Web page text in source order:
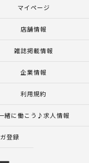
マイページ
店舗情報
雑誌掲載情報
企業情報
利用規約
緒に働こう♪求人情報
登録